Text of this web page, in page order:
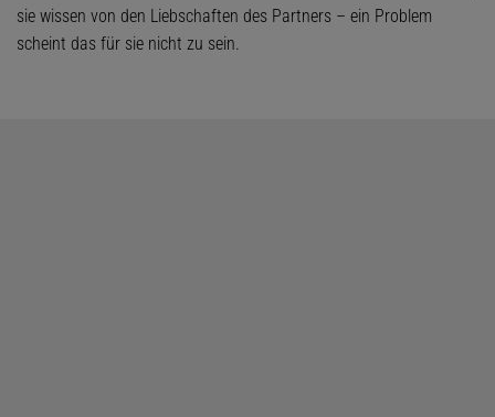
sie wissen von den Liebschaften des Partners – ein Problem
scheint das für sie nicht zu sein.